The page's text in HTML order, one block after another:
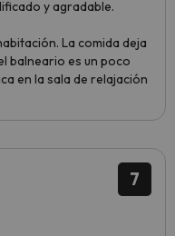
y agradable.
La comida deja
balneario es un poco
en la sala de relajación
7